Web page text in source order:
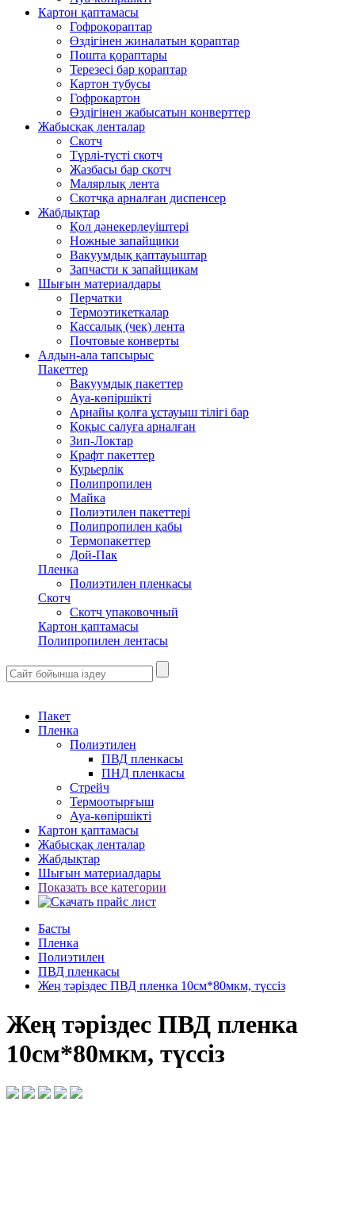
Картон қаптамасы
Гофроқораптар
Өздігінен жиналатын қораптар
Пошта қораптары
Терезесі бар қораптар
Картон тубусы
Гофрокартон
Өздігінен жабысатын конверттер
Жабысқақ ленталар
Скотч
Түрлі-түсті скотч
Жазбасы бар скотч
Малярлық лента
Скотчқа арналған диспенсер
Жабдықтар
Қол дәнекерлеуіштері
Ножные запайщики
Вакуумдық қаптауыштар
Запчасти к запайщикам
Шығын материалдары
Перчатки
Термоэтикеткалар
Кассалық (чек) лента
Почтовые конверты
Алдын-ала тапсырыс
Пакеттер
Вакуумдық пакеттер
Ауа-көпіршікті
Арнайы қолға ұстауыш тілігі бар
Қоқыс салуға арналған
Зип-Локтар
Крафт пакеттер
Курьерлік
Полипропилен
Майка
Полиэтилен пакеттері
Полипропилен қабы
Термопакеттер
Дой-Пак
Пленка
Полиэтилен пленкасы
Скотч
Скотч упаковочный
Картон қаптамасы
Полипропилен лентасы
Пакет
Пленка
Полиэтилен
ПВД пленкасы
ПНД пленкасы
Стрейч
Термоотырғыш
Ауа-көпіршікті
Картон қаптамасы
Жабысқақ ленталар
Жабдықтар
Шығын материалдары
Показать все категории
Басты
Пленка
Полиэтилен
ПВД пленкасы
Жең тәріздес ПВД пленка 10см*80мкм, түссіз
Жең тәріздес ПВД пленка
10см*80мкм, түссіз